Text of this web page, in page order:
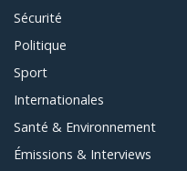
Sécurité
Politique
Sport
Internationales
Santé & Environnement
Émissions & Interviews